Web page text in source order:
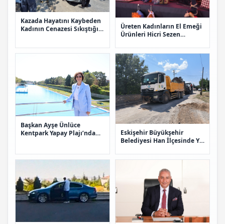
Kazada Hayatını Kaybeden
Kadının Cenazesi Sıkıştığı
Üreten Kadınların El Emeği
Ürünleri Hicri Sezen
Sunuluyor
Başkan Ayşe Ünlüce
Kentpark Yapay Plajı’nda
Eskişehir Büyükşehir
Belediyesi Han İlçesinde Yol